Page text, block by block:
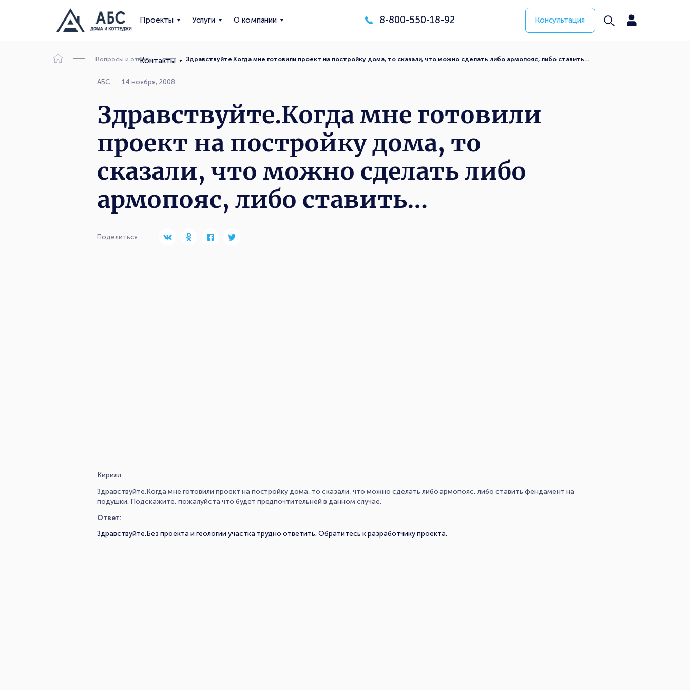
Проекты Услуги О компании
Контакты
8-800-550-18-92 Консультация
Вопросы и ответы Здравствуйте.Когда мне готовили проект на постройку дома, то сказали, что можно сделать либо армопояс, либо ставить…
АБС 14 ноября, 2008
Здравствуйте.Когда мне готовили
проект на постройку дома, то
сказали, что можно сделать либо
армопояс, либо ставить…
Поделиться
Кирилл
Здравствуйте.Когда мне готовили проект на постройку дома, то сказали, что можно сделать либо армопояс, либо ставить фендамент на
подушки. Подскажите, пожалуйста что будет предпочтительней в данном случае.
Ответ:
Здравствуйте.Без проекта и геологии участка трудно ответить. Обратитесь к разработчику проекта.